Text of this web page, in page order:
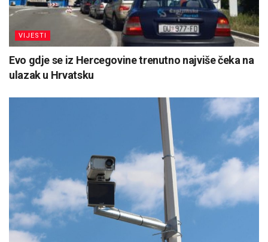
VIJESTI
Evo gdje se iz Hercegovine trenutno najviše čeka na
ulazak u Hrvatsku